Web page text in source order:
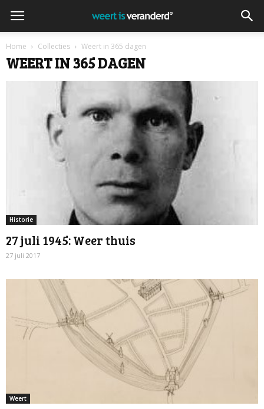
Home Collecties Weert in 365 dagen
WEERT IN 365 DAGEN
Historie
27 juli 1945: Weer thuis
27 juli 2017
Weert